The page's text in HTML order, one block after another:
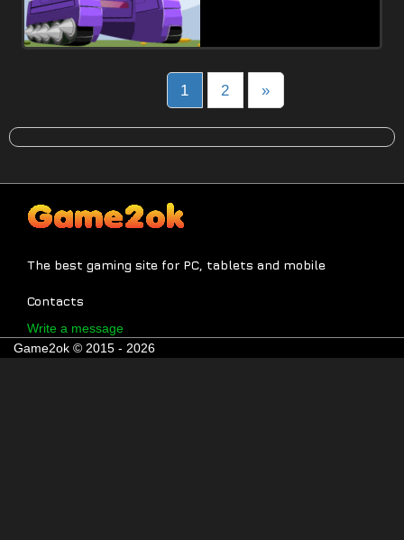
navigation
1 2 »
The best gaming site for PC, tablets and mobile
Contacts
Write a message
Game2ok © 2015 - 2026